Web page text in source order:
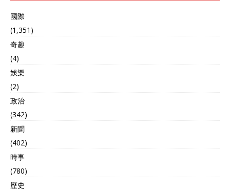
國際
(1,351)
奇趣
(4)
娛樂
(2)
政治
(342)
新聞
(402)
時事
(780)
歷史